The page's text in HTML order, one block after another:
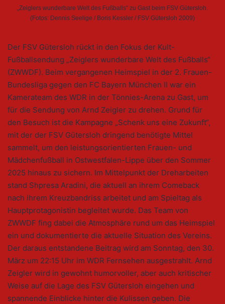
„Zeiglers wunderbare Welt des Fußballs“ zu Gast beim FSV Gütersloh.
(Fotos: Dennis Seelige / Boris Kessler / FSV Gütersloh 2009)
Der FSV Gütersloh rückt in den Fokus der Kult-
Fußballsendung „Zeiglers wunderbare Welt des Fußballs“
(ZWWDF). Beim vergangenen Heimspiel in der 2. Frauen-
Bundesliga gegen den FC Bayern München II war ein
Kamerateam des WDR in der Tönnies-Arena zu Gast, um
für die Sendung von Arnd Zeigler zu drehen. Grund für
den Besuch ist die Kampagne „Schenk uns eine Zukunft“,
mit der der FSV Gütersloh dringend benötigte Mittel
sammelt, um den leistungsorientierten Frauen- und
Mädchenfußball in Ostwestfalen-Lippe über den Sommer
2025 hinaus zu sichern. Im Mittelpunkt der Dreharbeiten
stand Shpresa Aradini, die aktuell an ihrem Comeback
nach ihrem Kreuzbandriss arbeitet und am Spieltag als
Hauptprotagonistin begleitet wurde. Das Team von
ZWWDF fing dabei die Atmosphäre rund um das Heimspiel
ein und dokumentierte die aktuelle Situation des Vereins.
Der daraus entstandene Beitrag wird am Sonntag, den 30.
März um 22:15 Uhr im WDR Fernsehen ausgestrahlt. Arnd
Zeigler wird in gewohnt humorvoller, aber auch kritischer
Weise auf die Lage des FSV Gütersloh eingehen und
spannende Einblicke hinter die Kulissen geben. Die